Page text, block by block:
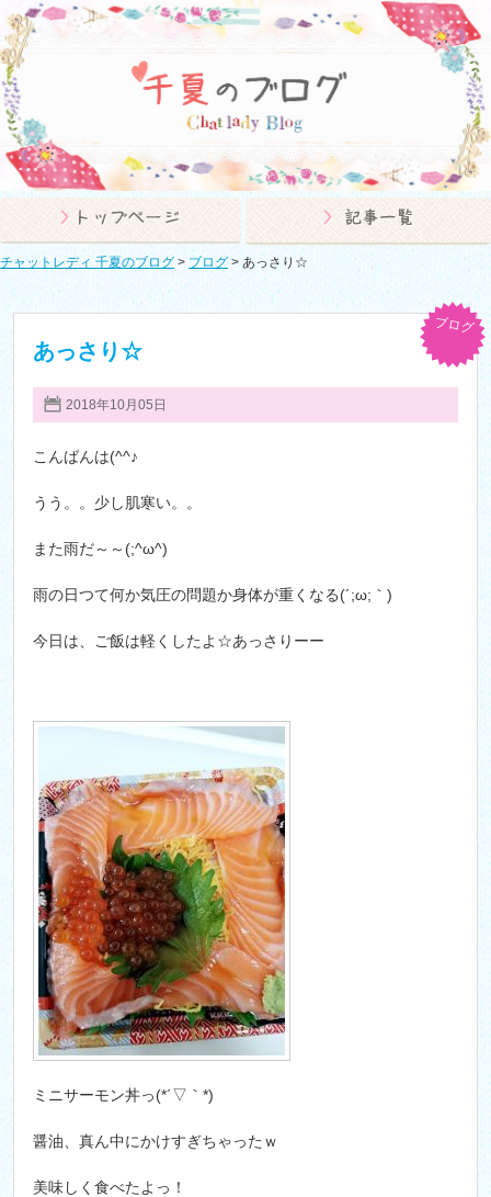
チャットレディ 千夏のブログ > ブログ > あっさり☆
あっさり☆
2018年10月05日
ブログ
こんばんは(^^♪
うう。。少し肌寒い。。
また雨だ～～(;^ω^)
雨の日つて何か気圧の問題か身体が重くなる(´;ω;｀)
今日は、ご飯は軽くしたよ☆あっさりーー
ミニサーモン丼っ(*´▽｀*)
醤油、真ん中にかけすぎちゃったｗ
美味しく食べたよっ！